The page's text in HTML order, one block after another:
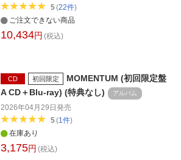
5(22件)
ご注文できない商品
10,434円 (税込)
CD 初回限定
MOMENTUM (初回限定盤
A CD＋Blu-ray) (特典なし)
アルバム
2026年04月29日 発売
5(1件)
在庫あり
3,175円 (税込)